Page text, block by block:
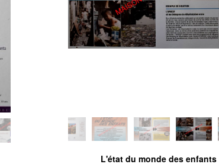
L'état du monde des enfants